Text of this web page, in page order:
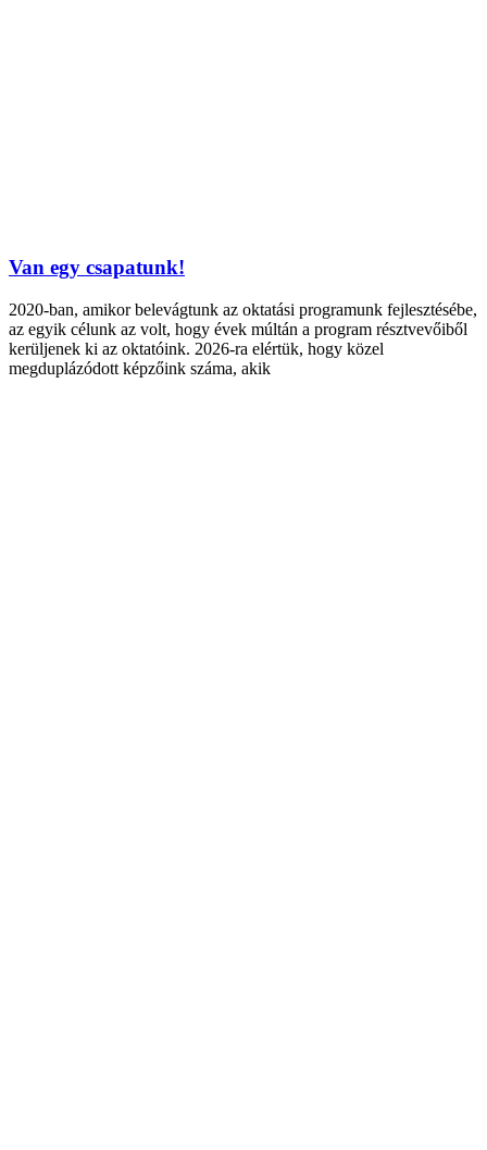
Van egy csapatunk!
2020-ban, amikor belevágtunk az oktatási programunk fejlesztésébe,
az egyik célunk az volt, hogy évek múltán a program résztvevőiből
kerüljenek ki az oktatóink. 2026-ra elértük, hogy közel
megduplázódott képzőink száma, akik